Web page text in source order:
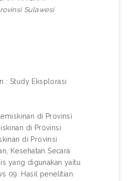
Sulawesi
: Study Eksplorasi
di Provinsi
di Provinsi
di Provinsi
Kesehatan Secara
yang digunakan yaitu
09. Hasil penelitian